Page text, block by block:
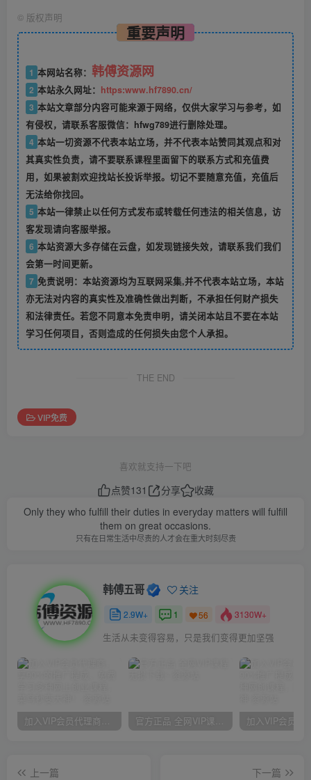
© 版权声明
重要声明
1 本网站名称： 韩傅资源网
2 本站永久网址： https:www.hf7890.cn/
3 本站文章部分内容可能来源于网络，仅供大家学习与参考，如
有侵权，请联系客服微信：hfwg789进行删除处理。
4 本站一切资源不代表本站立场，并不代表本站赞同其观点和对
其真实性负责，请不要联系课程里面留下的联系方式和充值费
用，如果被割欢迎找站长投诉举报。切记不要随意充值，充值后
无法给你找回。
5 本站一律禁止以任何方式发布或转载任何违法的相关信息，访
客发现请向客服举报。
6 本站资源大多存储在云盘，如发现链接失效，请联系我们我们
会第一时间更新。
7 免责说明：本站资源均为互联网采集,并不代表本站立场，本站
亦无法对内容的真实性及准确性做出判断，不承担任何财产损失
和法律责任。若您不同意本免责申明，请关闭本站且不要在本站
学习任何项目，否则造成的任何损失由您个人承担。
THE END
VIP免费
喜欢就支持一下吧
点赞131 分享
收藏
Only they who fulfill their duties in everyday matters will fulfill
them on great occasions.
只有在日常生活中尽责的人才会在重大时刻尽责
韩傅五哥 关注
2.9W+ 1 56 3130W+
生活从未变得容易，只是我们变得更加坚强
加入VIP会员代理商，享90%的推广提成，免费学习多种网上创业课程，菜鸟秒变大神！ 官方正品 全网VIP课程 无损下载~
上一篇
下一篇